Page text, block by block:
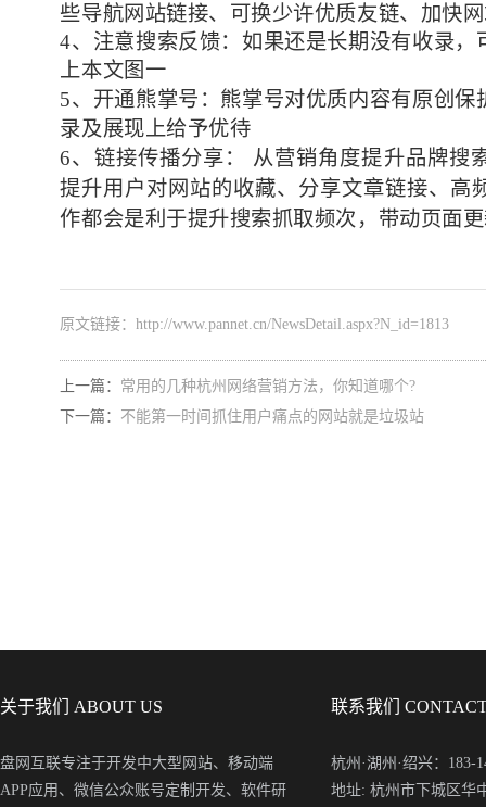
些导航网站链接、可换少许优质友链、加快
4、注意搜索反馈：如果还是长期没有收录，
上本文图一
5、开通熊掌号：熊掌号对优质内容有原创
录及展现上给予优待
6、链接传播分享：
从营销角度提升品牌搜
提升用户对网站的收藏、分享文章链接、高
作都会是利于提升搜索抓取频次，带动页面
原文链接：http://www.pannet.cn/NewsDetail.aspx?N_id=1813
上一篇： 常用的几种杭州网络营销方法，你知道哪个?
下一篇： 不能第一时间抓住用户痛点的网站就是垃圾站
关于我们 ABOUT US
盘网互联专注于开发中大型网站、移动端
APP应用、微信公众账号定制开发、软件研
联系我们
杭州·湖州·绍兴：183-
地址: 杭州市下城区华